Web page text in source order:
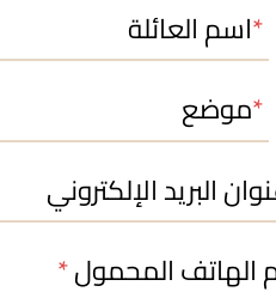
اسم العائلة
موضع
البريد الإلكتروني
الهاتف المحمول